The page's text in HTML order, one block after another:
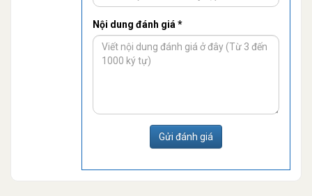
Nội dung đánh giá *
Gửi đánh giá